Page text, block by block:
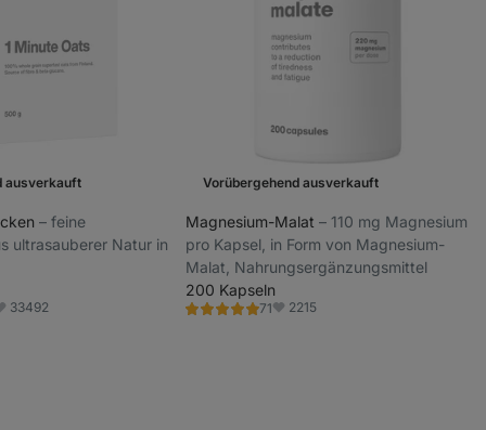
ausverkauft
⁠–⁠ feine
ultrasauberer Natur in
33492
Vorübergehend ausverkauft
Magnesium-Malat ⁠–⁠ 110 mg Magnesium
pro Kapsel, in Form von Magnesium-
Malat, Nahrungsergänzungsmittel
200 Kapseln
71
Bewertung
Favoriten
2215